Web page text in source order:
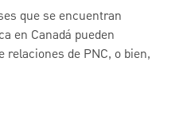
que se encuentran
en Canadá pueden
de PNC, o bien,